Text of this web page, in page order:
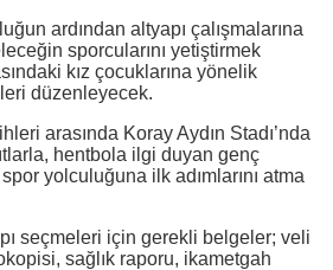
ardından altyapı çalışmalarına
sporcularını yetiştirmek
kız çocuklarına yönelik
düzenleyecek.
arasında Koray Aydın Stadı’nda
hentbola ilgi duyan genç
yolculuğuna ilk adımlarını atma
seçmeleri için gerekli belgeler; veli
sağlık raporu, ikametgah